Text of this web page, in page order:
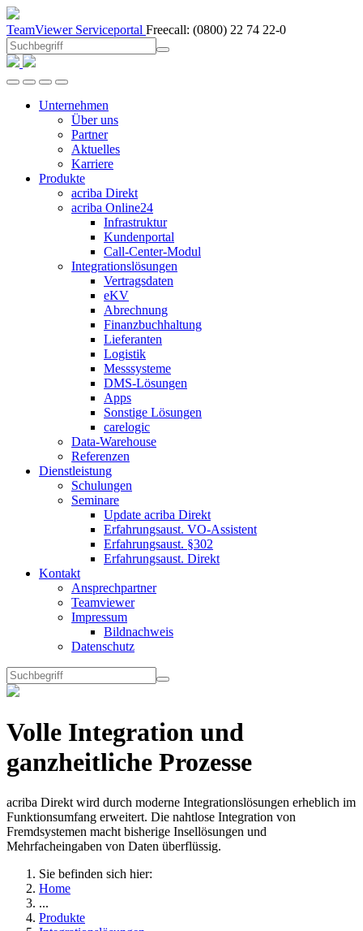
TeamViewer Serviceportal Freecall: (0800) 22 74 22-0
Unternehmen
Über uns
Partner
Aktuelles
Karriere
Produkte
acriba Direkt
acriba Online24
Infrastruktur
Kundenportal
Call-Center-Modul
Integrationslösungen
Vertragsdaten
eKV
Abrechnung
Finanzbuchhaltung
Lieferanten
Logistik
Messsysteme
DMS-Lösungen
Apps
Sonstige Lösungen
carelogic
Data-Warehouse
Referenzen
Dienstleistung
Schulungen
Seminare
Update acriba Direkt
Erfahrungsaust. VO-Assistent
Erfahrungsaust. §302
Erfahrungsaust. Direkt
Kontakt
Ansprechpartner
Teamviewer
Impressum
Bildnachweis
Datenschutz
Volle Integration und
ganzheitliche Prozesse
acriba Direkt wird durch moderne Integrationslösungen erheblich im
Funktionsumfang erweitert. Die nahtlose Integration von
Fremdsystemen macht bisherige Insellösungen und
Mehrfacheingaben von Daten überflüssig.
Sie befinden sich hier:
Home
...
Produkte